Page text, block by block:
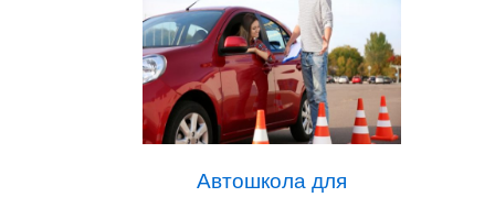
Автошкола для